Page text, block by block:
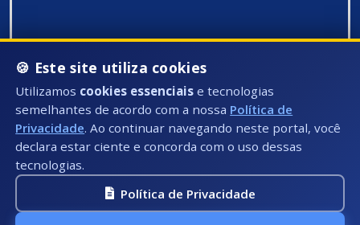
Todos Direitos Reservados ©: 2026
🍪 Este site utiliza cookies
Utilizamos cookies essenciais e tecnologias
semelhantes de acordo com a nossa Política de
Privacidade. Ao continuar navegando neste portal, você
declara estar ciente e concorda com o uso dessas
tecnologias.
Política de Privacidade